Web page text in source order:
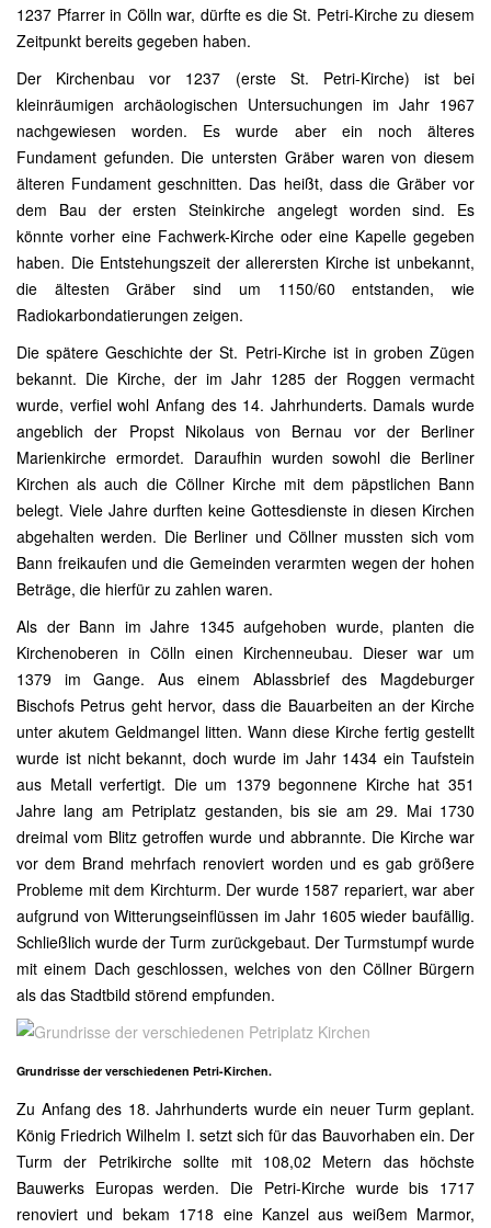
1237 Pfarrer in Cölln war, dürfte es die St. Petri-Kirche zu diesem
Zeitpunkt bereits gegeben haben.
Der Kirchenbau vor 1237 (erste St. Petri-Kirche) ist bei
kleinräumigen archäologischen Untersuchungen im Jahr 1967
nachgewiesen worden. Es wurde aber ein noch älteres
Fundament gefunden. Die untersten Gräber waren von diesem
älteren Fundament geschnitten. Das heißt, dass die Gräber vor
dem Bau der ersten Steinkirche angelegt worden sind. Es
könnte vorher eine Fachwerk-Kirche oder eine Kapelle gegeben
haben. Die Entstehungszeit der allerersten Kirche ist unbekannt,
die ältesten Gräber sind um 1150/60 entstanden, wie
Radiokarbondatierungen zeigen.
Die spätere Geschichte der St. Petri-Kirche ist in groben Zügen
bekannt. Die Kirche, der im Jahr 1285 der Roggen vermacht
wurde, verfiel wohl Anfang des 14. Jahrhunderts. Damals wurde
angeblich der Propst Nikolaus von Bernau vor der Berliner
Marienkirche ermordet. Daraufhin wurden sowohl die Berliner
Kirchen als auch die Cöllner Kirche mit dem päpstlichen Bann
belegt. Viele Jahre durften keine Gottesdienste in diesen Kirchen
abgehalten werden. Die Berliner und Cöllner mussten sich vom
Bann freikaufen und die Gemeinden verarmten wegen der hohen
Beträge, die hierfür zu zahlen waren.
Als der Bann im Jahre 1345 aufgehoben wurde, planten die
Kirchenoberen in Cölln einen Kirchenneubau. Dieser war um
1379 im Gange. Aus einem Ablassbrief des Magdeburger
Bischofs Petrus geht hervor, dass die Bauarbeiten an der Kirche
unter akutem Geldmangel litten. Wann diese Kirche fertig gestellt
wurde ist nicht bekannt, doch wurde im Jahr 1434 ein Taufstein
aus Metall verfertigt. Die um 1379 begonnene Kirche hat 351
Jahre lang am Petriplatz gestanden, bis sie am 29. Mai 1730
dreimal vom Blitz getroffen wurde und abbrannte. Die Kirche war
vor dem Brand mehrfach renoviert worden und es gab größere
Probleme mit dem Kirchturm. Der wurde 1587 repariert, war aber
aufgrund von Witterungseinflüssen im Jahr 1605 wieder baufällig.
Schließlich wurde der Turm zurückgebaut. Der Turmstumpf wurde
mit einem Dach geschlossen, welches von den Cöllner Bürgern
als das Stadtbild störend empfunden.
Grundrisse der verschiedenen Petri-Kirchen.
Zu Anfang des 18. Jahrhunderts wurde ein neuer Turm geplant.
König Friedrich Wilhelm I. setzt sich für das Bauvorhaben ein. Der
Turm der Petrikirche sollte mit 108,02 Metern das höchste
Bauwerks Europas werden. Die Petri-Kirche wurde bis 1717
renoviert und bekam 1718 eine Kanzel aus weißem Marmor,